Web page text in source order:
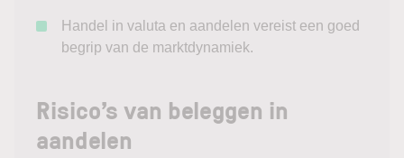
Handel in valuta en aandelen vereist een goed
begrip van de marktdynamiek.
Risico’s van beleggen in
aandelen